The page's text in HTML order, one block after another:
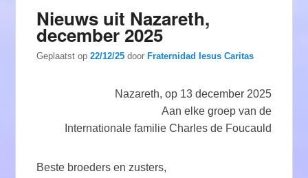
Nieuws uit Nazareth,
december 2025
Geplaatst op22/12/25 door Fraternidad Iesus Caritas
Nazareth, op 13 december 2025
Aan elke groep van de
Internationale familie Charles de Foucauld
Beste broeders en zusters,